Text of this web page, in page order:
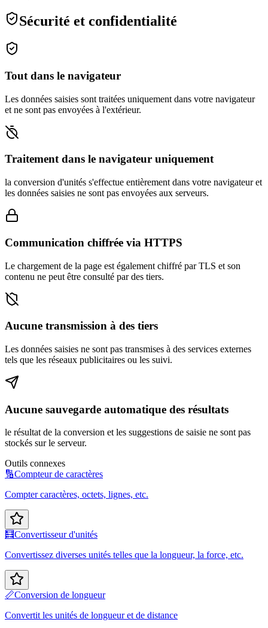
Sécurité et confidentialité
Tout dans le navigateur
Les données saisies sont traitées uniquement dans votre navigateur
et ne sont pas envoyées à l'extérieur.
Traitement dans le navigateur uniquement
la conversion d'unités s'effectue entièrement dans votre navigateur et
les données saisies ne sont pas envoyées aux serveurs.
Communication chiffrée via HTTPS
Le chargement de la page est également chiffré par TLS et son
contenu ne peut être consulté par des tiers.
Aucune transmission à des tiers
Les données saisies ne sont pas transmises à des services externes
tels que les réseaux publicitaires ou les suivi.
Aucune sauvegarde automatique des résultats
le résultat de la conversion et les suggestions de saisie ne sont pas
stockés sur le serveur.
Outils connexes
🔢Compteur de caractères
Compter caractères, octets, lignes, etc.
🧮Convertisseur d'unités
Convertissez diverses unités telles que la longueur, la force, etc.
📏Conversion de longueur
Convertit les unités de longueur et de distance